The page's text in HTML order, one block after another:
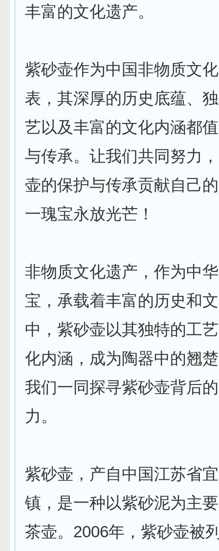
丰富的文化遗产。
紫砂壶作为中国非物质文
表，其深厚的历史底蕴、
艺以及丰富的文化内涵都
与传承。让我们共同努力
壶的保护与传承贡献自己
一瑰宝永放光芒！
非物质文化遗产，作为中
宝，承载着丰富的历史和
中，紫砂壶以其独特的工
化内涵，成为陶器中的翘
我们一同探寻紫砂壶背后
力。
紫砂壶，产自中国江苏省
镇，是一种以紫砂泥为主
茶壶。2006年，紫砂壶被